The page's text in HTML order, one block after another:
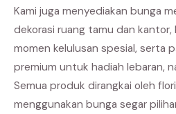
Kami juga menyediakan bunga
dekorasi ruang tamu dan
momen kelulusan spesial, serta
premium untuk hadiah lebaran,
Semua produk dirangkai oleh
menggunakan bunga segar